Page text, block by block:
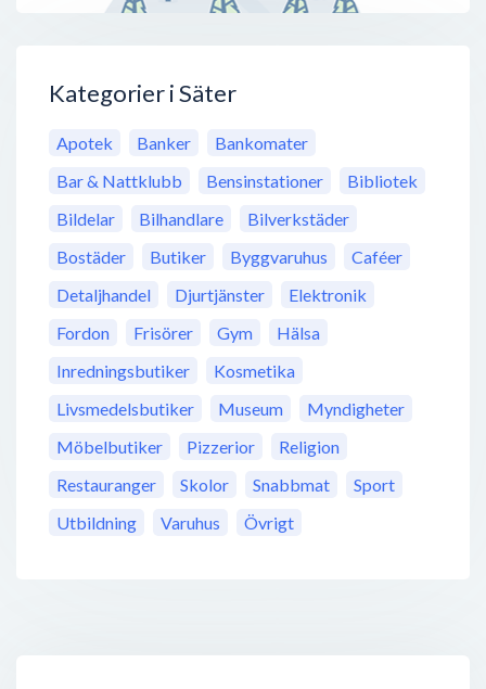
Kategorier i Säter
Apotek Banker
Bankomater
Bar & Nattklubb
Bensinstationer
Bibliotek
Bildelar
Bilhandlare
Bilverkstäder
Bostäder
Butiker Byggvaruhus
Caféer
Detaljhandel
Djurtjänster
Elektronik
Fordon
Frisörer Gym
Hälsa
Inredningsbutiker
Kosmetika
Livsmedelsbutiker
Museum
Myndigheter
Möbelbutiker
Pizzerior
Religion
Restauranger
Skolor Snabbmat
Sport
Utbildning
Varuhus Övrigt